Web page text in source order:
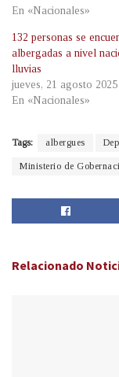
En «Nacionales»
132 personas se
albergadas a nivel
lluvias
jueves, 21 agosto
En «Nacionales»
Tags: albergues
Ministerio de
Relacionado